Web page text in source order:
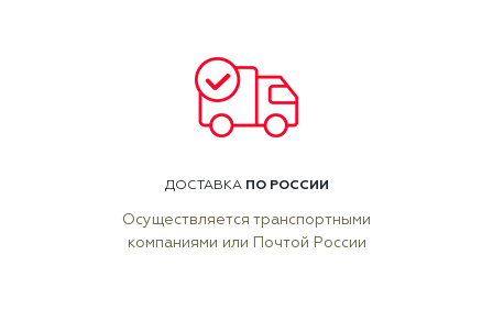
ДОСТАВКА ПО РОССИИ
Осуществляется транспортными
компаниями или Почтой России